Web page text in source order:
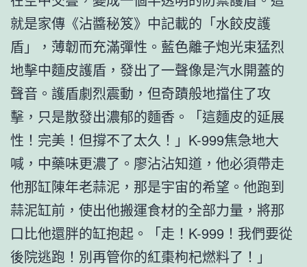
就是家傳《沾醬秘笈》中記載的「水餃皮護
盾」，薄韌而充滿彈性。藍色離子炮光束猛烈
地擊中麵皮護盾，發出了一聲像是汽水開蓋的
聲音。護盾劇烈震動，但奇蹟般地擋住了攻
擊，只是散發出濃郁的麵香。「這麵皮的延展
性！完美！但撐不了太久！」K-999焦急地大
喊，中藥味更濃了。廖沾沾知道，他必須帶走
他那缸陳年老蒜泥，那是宇宙的希望。他跑到
蒜泥缸前，使出他搬運食材的全部力量，將那
口比他還胖的缸抱起。「走！K-999！我們要從
後院逃跑！別再管你的紅棗枸杞燃料了！」